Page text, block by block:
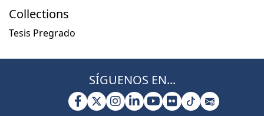
Collections
Tesis Pregrado
SÍGUENOS EN...